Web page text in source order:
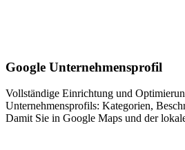
Google Unternehmensprofil
Vollständige Einrichtung und
Unternehmensprofils: Kategorien,
Damit Sie in Google Maps und der